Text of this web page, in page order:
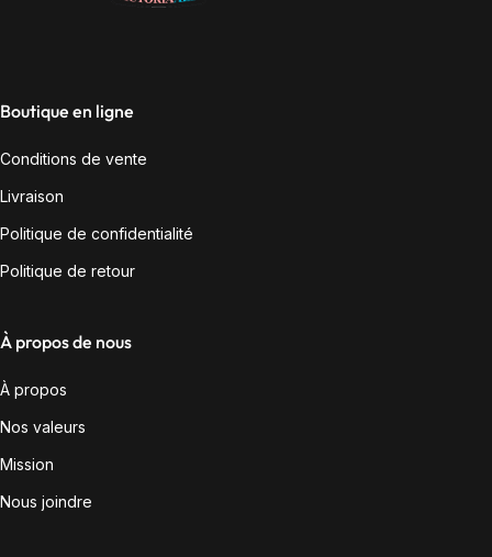
Boutique en ligne
Conditions de vente
Livraison
Politique de confidentialité
Politique de retour
À propos de nous
À propos
Nos valeurs
Mission
Nous joindre